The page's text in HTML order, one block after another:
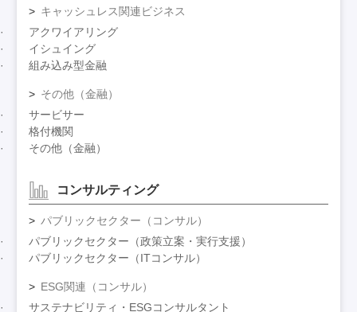
キャッシュレス関連ビジネス
アクワイアリング
イシュイング
組み込み型金融
その他（金融）
サービサー
格付機関
その他（金融）
コンサルティング
パブリックセクター（コンサル）
パブリックセクター（政策立案・実行支援）
パブリックセクター（ITコンサル）
ESG関連（コンサル）
サステナビリティ・ESGコンサルタント